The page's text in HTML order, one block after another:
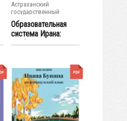
Астраханский
государственный
университет
Образовательная
система Ирана:
учебно-...